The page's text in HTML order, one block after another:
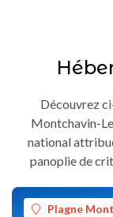
Découvrez
Montchavin-
national
panoplie de
Plagne